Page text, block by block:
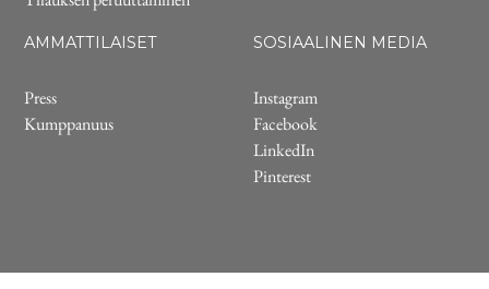
AMMATTILAISET
Press
Kumppanuus
SOSIAALINEN MEDIA
Instagram
Facebook
LinkedIn
Pinterest